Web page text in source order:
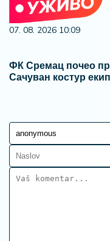
07. 08. 2026 10:09
ФК Сремац почео
Сачуван костур